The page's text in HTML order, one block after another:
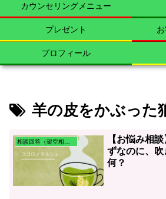
カウンセリングメニュー
プレゼント
プロフィール
羊の皮をかぶった
【お悩み相
ずなのに、
何？